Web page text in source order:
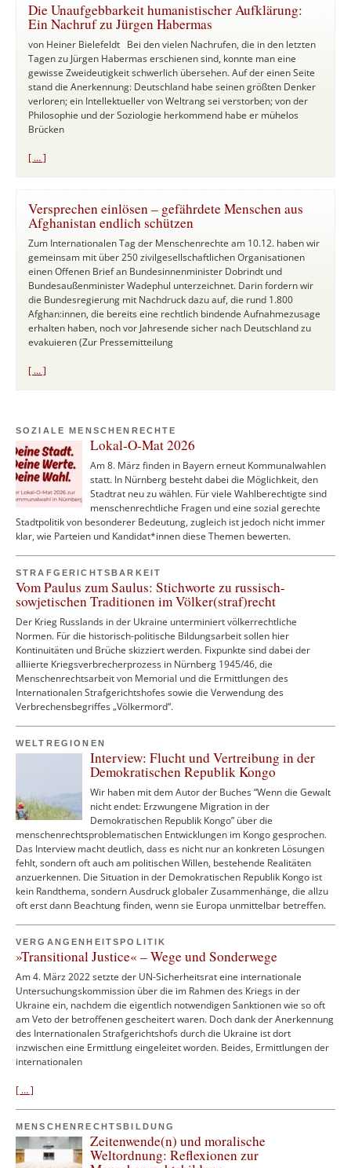
Die Unaufgebbarkeit humanistischer Aufklärung:
Ein Nachruf zu Jürgen Habermas
von Heiner Bielefeldt Bei den vielen Nachrufen, die in den letzten
Tagen zu Jürgen Habermas erschienen sind, konnte man eine
gewisse Zweideutigkeit schwerlich übersehen. Auf der einen Seite
stand die Anerkennung: Deutschland habe seinen größten Denker
verloren; ein Intellektueller von Weltrang sei verstorben; von der
Philosophie und der Soziologie herkommend habe er mühelos
Brücken
[ … ]
Versprechen einlösen – gefährdete Menschen aus
Afghanistan endlich schützen
Zum Internationalen Tag der Menschenrechte am 10.12. haben wir
gemeinsam mit über 250 zivilgesellschaftlichen Organisationen
einen Offenen Brief an Bundesinnenminister Dobrindt und
Bundesaußenminister Wadephul unterzeichnet. Darin fordern wir
die Bundesregierung mit Nachdruck dazu auf, die rund 1.800
Afghan:innen, die bereits eine rechtlich bindende Aufnahmezusage
erhalten haben, noch vor Jahresende sicher nach Deutschland zu
evakuieren (Zur Pressemitteilung
[ … ]
SOZIALE MENSCHENRECHTE
Lokal-O-Mat 2026
Am 8. März finden in Bayern erneut Kommunalwahlen
statt. In Nürnberg besteht dabei die Möglichkeit, den
Stadtrat neu zu wählen. Für viele Wahlberechtigte sind
menschenrechtliche Fragen und eine sozial gerechte
Stadtpolitik von besonderer Bedeutung, zugleich ist jedoch nicht immer
klar, wie Parteien und Kandidat*innen diese Themen bewerten.
STRAFGERICHTSBARKEIT
Vom Paulus zum Saulus: Stichworte zu russisch-
sowjetischen Traditionen im Völker(straf)recht
Der Krieg Russlands in der Ukraine unterminiert völkerrechtliche
Normen. Für die historisch-politische Bildungsarbeit sollen hier
Kontinuitäten und Brüche skizziert werden. Fixpunkte sind dabei der
alliierte Kriegsverbrecherprozess in Nürnberg 1945/46, die
Menschenrechtsarbeit von Memorial und die Ermittlungen des
Internationalen Strafgerichtshofes sowie die Verwendung des
Verbrechensbegriffes „Völkermord“.
WELTREGIONEN
Interview: Flucht und Vertreibung in der
Demokratischen Republik Kongo
Wir haben mit dem Autor der Buches “Wenn die Gewalt
nicht endet: Erzwungene Migration in der
Demokratischen Republik Kongo” über die
menschenrechtsproblematischen Entwicklungen im Kongo gesprochen.
Das Interview macht deutlich, dass es nicht nur an konkreten Lösungen
fehlt, sondern oft auch am politischen Willen, bestehende Realitäten
anzuerkennen. Die Situation in der Demokratischen Republik Kongo ist
kein Randthema, sondern Ausdruck globaler Zusammenhänge, die allzu
oft erst dann Beachtung finden, wenn sie Europa unmittelbar betreffen.
VERGANGENHEITSPOLITIK
»Transitional Justice« – Wege und Sonderwege
Am 4. März 2022 setzte der UN-Sicherheitsrat eine internationale
Untersuchungskommission über die im Rahmen des Kriegs in der
Ukraine ein, nachdem die eigentlich notwendigen Sanktionen wie so oft
am Veto der betroffenen gescheitert waren. Doch dank der Anerkennung
des Internationalen Strafgerichtshofs durch die Ukraine ist dort
inzwischen eine Ermittlung eingeleitet worden. Beides, Ermittlungen der
internationalen
[ … ]
MENSCHENRECHTSBILDUNG
Zeitenwende(n) und moralische
Weltordnung: Reflexionen zur